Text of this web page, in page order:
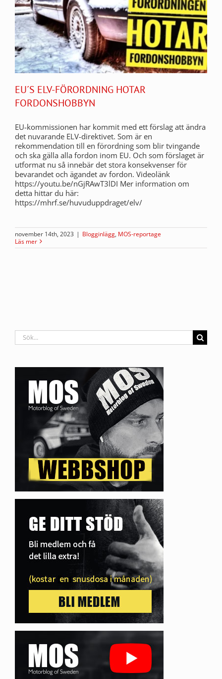
EU´S ELV-FÖRORDNING HOTAR
FORDONSHOBBYN
EU-kommissionen har kommit med ett förslag att ändra
det nuvarande ELV-direktivet. Som är en
rekommendation till en förordning som blir tvingande
och ska gälla alla fordon inom EU. Och som förslaget är
utformat nu så innebär det stora konsekvenser för
bevarandet och ägandet av fordon. Videolänk
https://youtu.be/nGjRAwT3lDI Mer information om
detta hittar du här:
https://mhrf.se/huvuduppdraget/elv/
november 14th, 2023 | Blogginlägg, MOS-reportage
Läs mer
Sök
efter: